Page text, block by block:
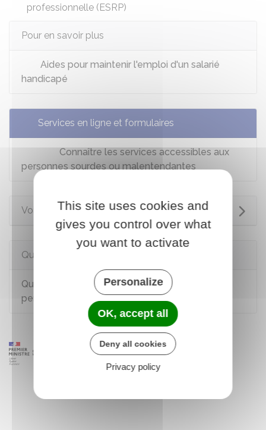
professionnelle (ESRP)
Pour en savoir plus
Aides pour maintenir l'emploi d'un salarié
handicapé
Services en ligne et formulaires
Connaître les services accessibles aux
personnes sourdes ou malentendantes
Voir aussi
Questions ? Réponses !
Quelles formations sont accessibles à une
personne en situation de handicap ?
This site uses cookies and
gives you control over what
you want to activate
Personalize
OK, accept all
Deny all cookies
Privacy policy